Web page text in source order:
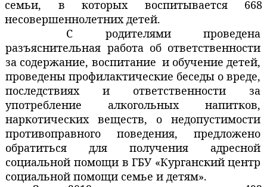
семьи, в которых воспитывается 668
несовершеннолетних детей.
С родителями проведена
разъяснительная работа об ответ­ственности
за содержание, воспитание и обучение детей,
проведены профи­лактические беседы о вреде,
последствиях и ответственности за
употребле­ние алкогольных напитков,
наркотических веществ, о недопустимости
противоправного поведения, предложено
обратиться для получения адресной
социальной помощи в ГБУ «Курганский центр
социальной помощи семье и детям».